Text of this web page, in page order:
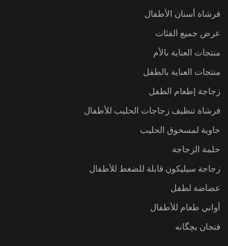
فرشاة أسنان الأطفال
عرض جميع الفئات
منتجات العناية بالأم
منتجات العناية بالطفل
زجاجة إطعام الطفل
فرشاة تنظيف زجاجات الحليب للأطفال
حاوية لمسحوق الحليب
حلمة الزجاجة
زجاجة سيليكون قابلة للضغط للأطفال
عضاضة لطفل
أواني طعام للأطفال
فنجان بچگانه